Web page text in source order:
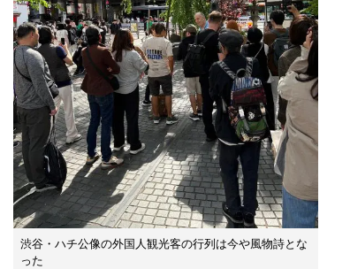
渋谷・ハチ公像の外国人観光客の行列は今や風物詩とな
った